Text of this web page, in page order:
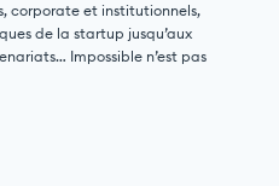
corporate et institutionnels,
de la startup jusqu’aux
Impossible n’est pas